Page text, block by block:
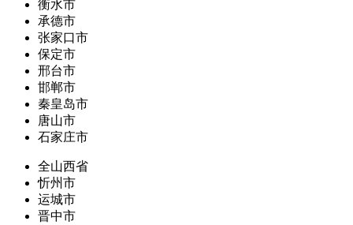
衡水市
承德市
张家口市
保定市
邢台市
邯郸市
秦皇岛市
唐山市
石家庄市
全山西省
忻州市
运城市
晋中市